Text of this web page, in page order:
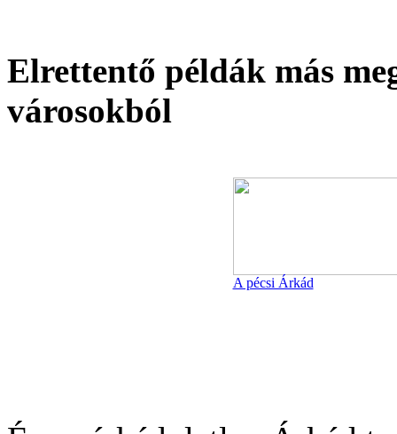
Elrettentő példák más
városokból
A pécsi Árkád